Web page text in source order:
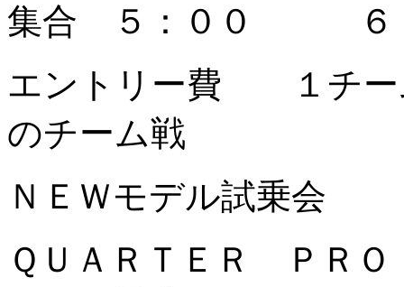
集合 ５：００ ６：
エントリー費 １チー
のチーム戦
ＮＥＷモデル試乗会
ＱＵＡＲＴＥＲ ＰＲ